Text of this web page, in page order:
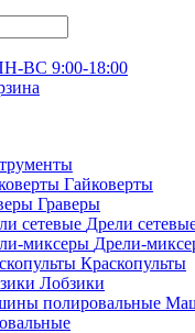
ВС 9:00-18:00
Гайковерты
Граверы
Дрели
Дрели-
Краскопульты
Лобзики